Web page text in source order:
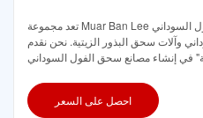
تعد مجموعة Muar Ban Lee شركة رائدة عالميًا في تصنيع طارد الفول السوداني
وآلات سحق البذور الزيتية. نحن نقدم
في إنشاء مصانع سحق الفول السوداني
احصل على السعر